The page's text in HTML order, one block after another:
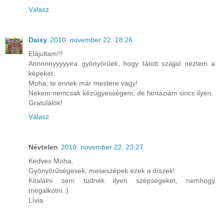
Válasz
Daisy 2010. november 22. 18:26
Elájultam!!!
Annnnnyyyyyira gyönyörűek, hogy tátott szájjal néztem a
képeket.
Moha, te ennek már mestere vagy!
Nekem nemcsak kézügyességem, de fantáziám sincs ilyen.
Gratulálok!
Válasz
Névtelen 2010. november 22. 23:27
Kedves Moha,
Gyönyörűségesek, meseszépek ezek a díszek!
Kitalálni sem tudnék ilyen szépségeket, nemhogy
megalkotni.:)
Lívia